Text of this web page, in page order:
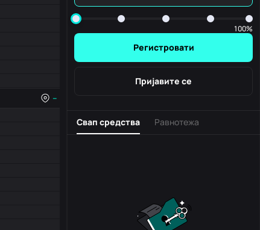
--
100%
Регистровати
Пријавите се
Свап средства Равнотежа